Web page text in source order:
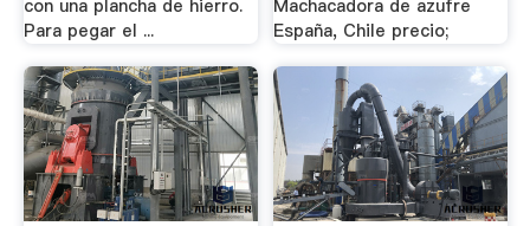
con una plancha de hierro.
Para pegar el ...
Machacadora de azufre
España, Chile precio;